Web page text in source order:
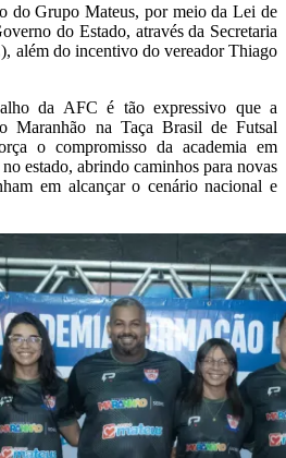
do Grupo Mateus, por meio da Lei de
do Estado, através da Secretaria
além do incentivo do vereador Thiago
da AFC é tão expressivo que a
Maranhão na Taça Brasil de Futsal
o compromisso da academia em
estado, abrindo caminhos para novas
em alcançar o cenário nacional e